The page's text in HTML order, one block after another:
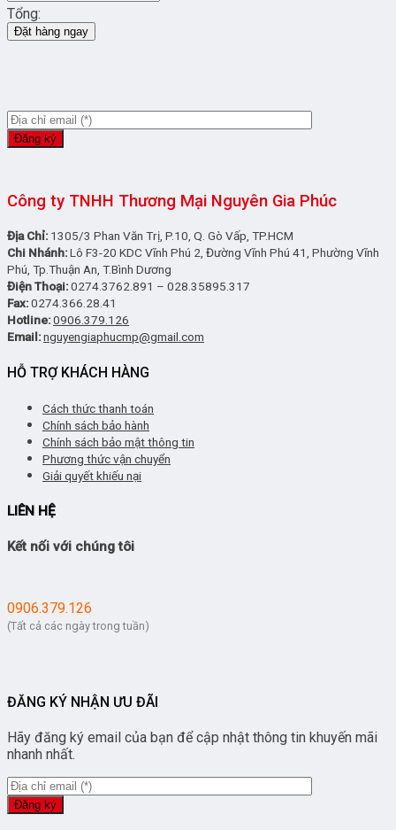
Tổng:
Đặt hàng ngay
Công ty TNHH Thương Mại Nguyên Gia Phúc
Địa Chỉ: 1305/3 Phan Văn Trị, P.10, Q. Gò Vấp, TP.HCM
Chi Nhánh:Lô F3-20 KDC Vĩnh Phú 2, Đường Vĩnh Phú 41, Phường Vĩnh
Phú, Tp.Thuận An, T.Bình Dương
Điện Thoại:0274.3762.891 – 028.35895.317
Fax:0274.366.28.41
Hotline:0906.379.126
Email:nguyengiaphucmp@gmail.com
HỖ TRỢ KHÁCH HÀNG
Cách thức thanh toán
Chính sách bảo hành
Chính sách bảo mật thông tin
Phương thức vận chuyển
Giải quyết khiếu nại
LIÊN HỆ
Kết nối với chúng tôi
0906.379.126
(Tất cả các ngày trong tuần)
ĐĂNG KÝ NHẬN ƯU ĐÃI
Hãy đăng ký email của bạn để cập nhật thông tin khuyến mãi
nhanh nhất.